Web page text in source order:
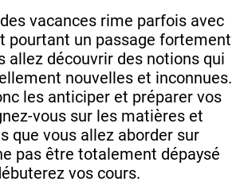
vacances rime parfois avec
pourtant un passage fortement
allez découvrir des notions qui
nouvelles et inconnues.
les anticiper et préparer vos
vous sur les matières et
que vous allez aborder sur
pas être totalement dépaysé
vos cours.